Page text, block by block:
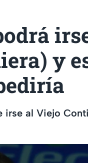
y
irse al Viejo